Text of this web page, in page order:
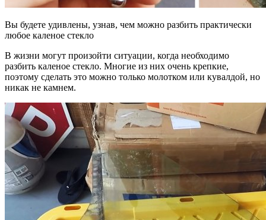
Вы будете удивлены, узнав, чем можно разбить практически
любое каленое стекло
В жизни могут произойти ситуации, когда необходимо
разбить каленое стекло. Многие из них очень крепкие,
поэтому сделать это можно только молотком или кувалдой, но
никак не камнем.